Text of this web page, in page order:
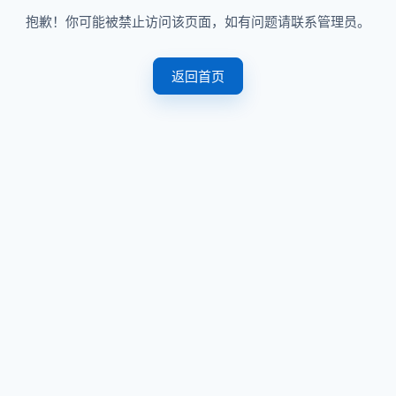
抱歉！你可能被禁止访问该页面，如有问题请联系管理员。
返回首页